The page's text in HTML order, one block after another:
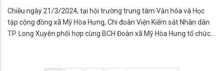
Chiều ngày 21/3/2024, tại hội trường trung tâm Văn hóa và Học
tập cộng đồng xã Mỹ Hòa Hưng, Chi đoàn Viện Kiểm sát Nhân dân
TP. Long Xuyên phối hợp cùng BCH Đoàn xã Mỹ Hòa Hưng tổ chức
sinh trên địa bàn.